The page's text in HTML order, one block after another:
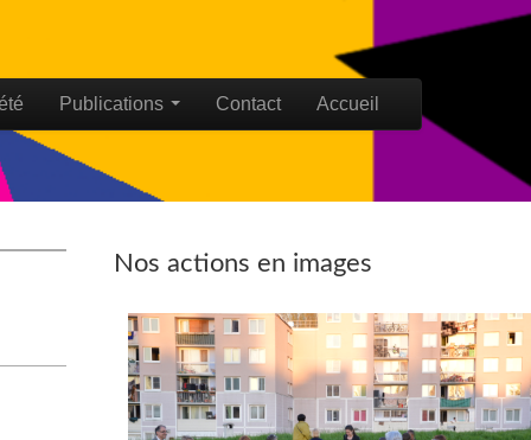
Publications Contact Accueil
Nos actions en images